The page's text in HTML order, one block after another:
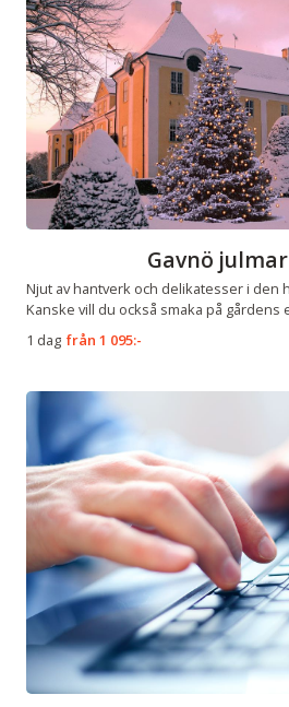
Gavnö
Njut av hantverk och delikatesser i den
Kanske vill du också smaka på gårdens
1 dag från1 095:-